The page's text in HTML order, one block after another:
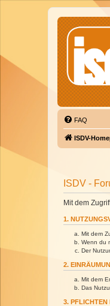
FAQ
ISDV-
ISDV -
Mit dem
1.
Mit dem
Wenn du
Der
2.
Mit dem
Das
3. PFLICHTEN